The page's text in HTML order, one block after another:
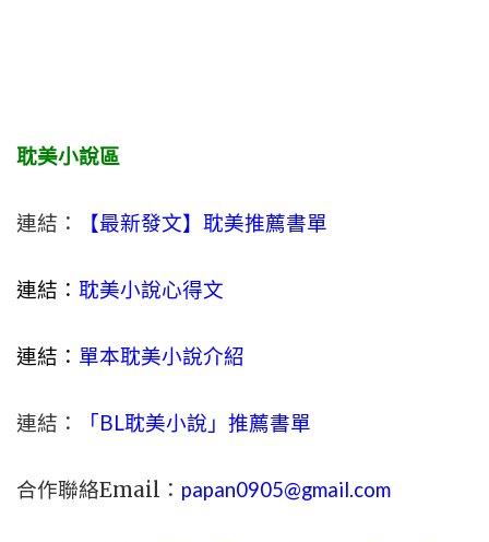
耽美小說區
連結： 【最新發文】耽美推薦書單
連結： 耽美小說心得文
連結： 單本耽美小說介紹
連結： 「BL耽美小說」推薦書單
合作聯絡Email： papan0905@gmail.com